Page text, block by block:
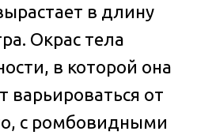
в длину
Окрас тела
в которой она
варьироваться от
с ромбовидными